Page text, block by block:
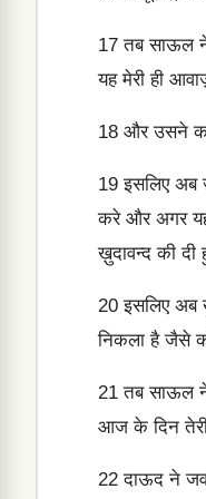
17 तब साऊल ने
यह मेरी ही
18 और उसने
19 इसलिए अब
करे और अगर यह
ख़ुदावन्द की
20 इसलिए अब
निकला है जैसे
21 तब साऊल
आज के दिन
22 दाऊद ने